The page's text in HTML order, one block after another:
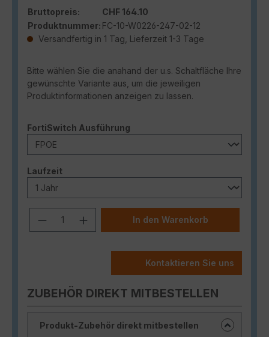
Bruttopreis:
CHF 164.10
Produktnummer: FC-10-W0226-247-02-12
Versandfertig in 1 Tag, Lieferzeit 1-3 Tage
Bitte wählen Sie die anahand der u.s. Schaltfläche Ihre
gewünschte Variante aus, um die jeweiligen
Produktinformationen anzeigen zu lassen.
FortiSwitch Ausführung
Laufzeitauswählen
Produkt Anzahl: Gib den
In den Warenkorb
Kontaktieren Sie uns
ZUBEHÖR DIREKT MITBESTELLEN
Produkt-Zubehör direkt mitbestellen